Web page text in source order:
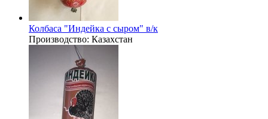
Колбаса "Индейка с сыром" в/к
Производство: Казахстан